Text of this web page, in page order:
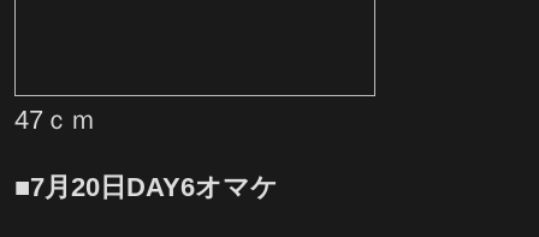
47ｃｍ
■7月20日DAY6オマケ